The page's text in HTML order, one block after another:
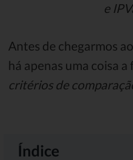
e
Antes de chegarmos
há apenas uma coisa a
critérios de
Índice